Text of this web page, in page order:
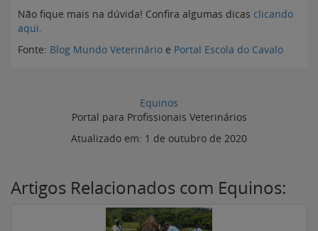
Não fique mais na dúvida! Confira algumas dicas clicando
aqui.
Fonte: Blog Mundo Veterinário e Portal Escola do Cavalo
Equinos
Portal para Profissionais Veterinários
Atualizado em: 1 de outubro de 2020
Artigos Relacionados com Equinos: